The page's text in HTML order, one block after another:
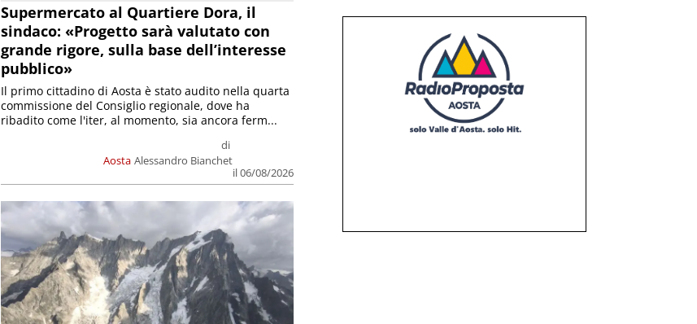
Supermercato al Quartiere Dora, il
sindaco: «Progetto sarà valutato con
grande rigore, sulla base dell’interesse
pubblico»
Aosta
di
Alessandro Bianchet
il 06/08/2026
Il primo cittadino di Aosta è stato audito nella quarta
commissione del Consiglio regionale, dove ha
ribadito come l'iter, al momento, sia ancora ferm...